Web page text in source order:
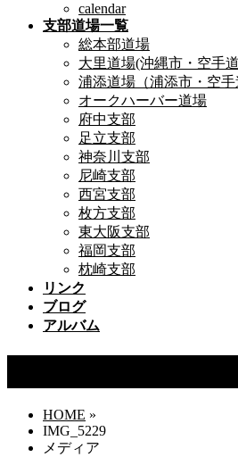
calendar
支部道場一覧
総本部道場
大里道場(沖縄市・空手
浦添道場（浦添市・空手
オークハーバー道場
府中支部
足立支部
神奈川支部
尼崎支部
西宮支部
枚方支部
東大阪支部
福岡支部
枕崎支部
リンク
ブログ
アルバム
HOME »
IMG_5229
メディア